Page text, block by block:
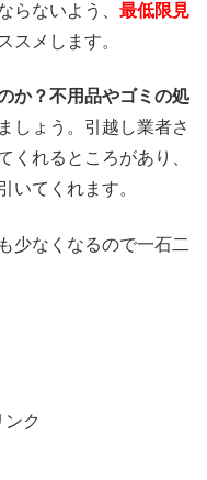
らないよう、 最低限見
スメします。
か？不用品やゴミの処
しょう。引越し業者さ
くれるところがあり、
いてくれます。
少なくなるので一石二
ク